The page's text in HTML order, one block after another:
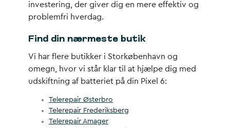
investering, der giver dig en mere effektiv og
problemfri hverdag.
Find din nærmeste butik
Vi har flere butikker i Storkøbenhavn og
omegn, hvor vi står klar til at hjælpe dig med
udskiftning af batteriet på din Pixel 6:
Telerepair Østerbro
Telerepair Frederiksberg
Telerepair Amager